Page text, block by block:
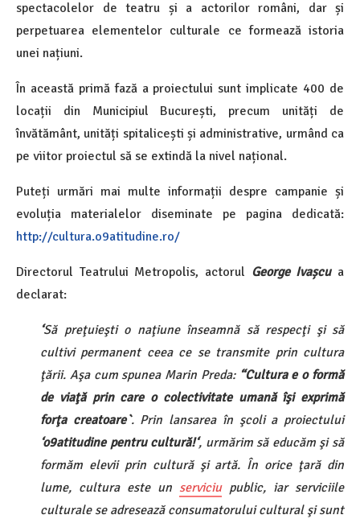
spectacolelor de teatru și a actorilor români, dar și
perpetuarea elementelor culturale ce formează istoria
unei națiuni.
În această primă fază a proiectului sunt implicate 400 de
locații din Municipiul București, precum unități de
învătământ, unități spitalicești și administrative, urmând ca
pe viitor proiectul să se extindă la nivel național.
Puteți urmări mai multe informații despre campanie și
evoluția materialelor diseminate pe pagina dedicată:
http://cultura.o9atitudine.ro/
Directorul Teatrului Metropolis, actorul George Ivașcua
declarat:
‘Să preţuieşti o naţiune înseamnă să respecţi şi să
cultivi permanent ceea ce se transmite prin cultura
ţării. Aşa cum spunea Marin Preda: “Cultura e o formă
de viaţă prin care o colectivitate umană îşi exprimă
forţa creatoare`. Prin lansarea în şcoli a proiectului
o9atitudine pentru cultură!‘, urmărim să educăm şi să
formăm elevii prin cultură şi artă. În orice ţară din
lume, cultura este un serviciupublic, iar serviciile
culturale se adresează consumatorului cultural şi sunt